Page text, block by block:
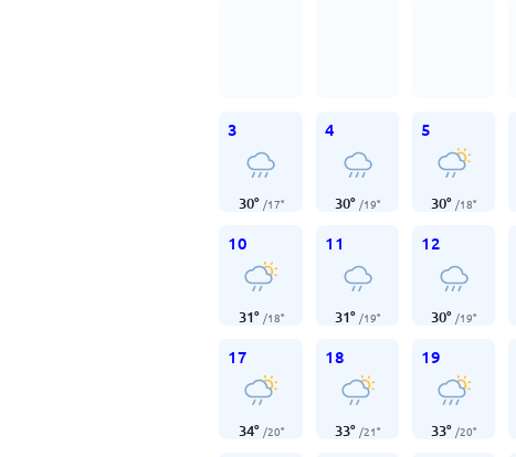
3
30° /17°
4
30° /19°
5
30° /18°
10
31° /18°
11
31° /19°
12
30° /19°
17
34° /20°
18
33° /21°
19
33° /20°